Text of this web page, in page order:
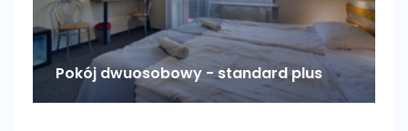
Pokój dwuosobowy - standard plus